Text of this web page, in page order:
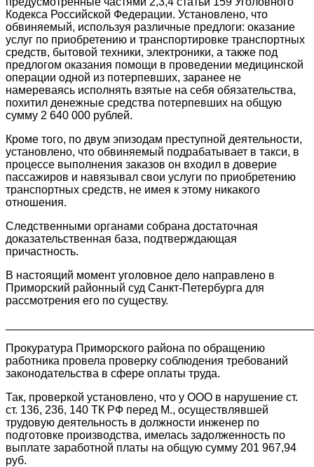
Кодекса Российской Федерации. Установлено, что
обвиняемый, используя различные предлоги: оказание
услуг по приобретению и транспортировке транспортных
средств, бытовой техники, электроники, а также под
предлогом оказания помощи в проведении медицинской
операции одной из потерпевших, заранее не
намереваясь исполнять взятые на себя обязательства,
похитил денежные средства потерпевших на общую
сумму 2 640 000 рублей.
Кроме того, по двум эпизодам преступной деятельности,
установлено, что обвиняемый подрабатывает в такси, в
процессе выполнения заказов он входил в доверие
пассажиров и навязывал свои услуги по приобретению
транспортных средств, не имея к этому никакого
отношения.
Следственными органами собрана достаточная
доказательственная база, подтверждающая
причастность.
В настоящий момент уголовное дело направлено в
Приморский районный суд Санкт-Петербурга для
рассмотрения его по существу.
Прокуратура Приморского района по обращению
работника провела проверку соблюдения требований
законодательства в сфере оплаты труда.
Так, проверкой установлено, что у ООО в нарушение ст.
ст. 136, 236, 140 ТК РФ перед М., осуществлявшей
трудовую деятельность в должности инженер по
подготовке производства, имелась задолженность по
выплате заработной платы на общую сумму 201 967,94
руб.